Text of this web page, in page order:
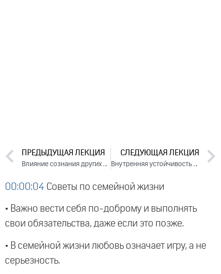
ПРЕДЫДУЩАЯ ЛЕКЦИЯ
Влияние сознания других людей на нашу жизнь. Ответы на вопросы (2022)
СЛЕДУЮЩАЯ ЛЕКЦИЯ
Внутренняя устойчивость к вызовам судьбы. 2022
00:00:04 Советы по семейной жизни
• Важно вести себя по-доброму и выполнять
свои обязательства, даже если это позже.
• В семейной жизни любовь означает игру, а не
серьезность.